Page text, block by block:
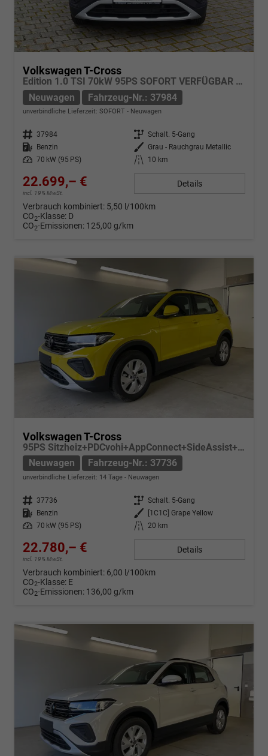
Volkswagen T-Cross
Edition 1.0 TSI 70kW 95PS SOFORT VERFÜGBAR App-Connect Kamera Parksensoren Sitzheizung Keyless Klima LED 17-Zoll-Alu ACC
Neuwagen
Fahrzeug-Nr.: 37984
unverbindliche Lieferzeit: SOFORT Neuwagen
Fahrzeug-Nr. 37984 Getriebe Schalt. 5-Gang
Kraftstoff
Benzin Außenfarbe
Grau - Rauchgrau Metallic
Leistung
70 kW (95 PS) Kilometerstand 10 km
22.699,– €
incl. 19% MwSt.
Details
Verbrauch kombiniert: 5,50 l/100km
CO2-Klasse: D
CO2-Emissionen: 125,00 g/km
Volkswagen T-Cross
95PS Sitzheiz+PDCvohi+AppConnect+SideAssist+TravelAssist+ACC+Klima
Neuwagen
Fahrzeug-Nr.: 37736
unverbindliche Lieferzeit: 14 Tage Neuwagen
Fahrzeug-Nr. 37736 Getriebe Schalt. 5-Gang
Kraftstoff Benzin Außenfarbe
[1C1C] Grape Yellow
Leistung
70 kW (95 PS) Kilometerstand 20 km
22.780,– €
incl. 19% MwSt.
Details
Verbrauch kombiniert: 6,00 l/100km
CO2-Klasse: E
CO2-Emissionen: 136,00 g/km